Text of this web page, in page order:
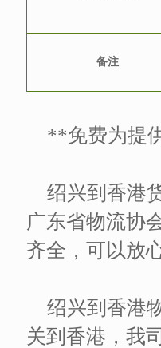
备注
**免费为提
绍兴到香港
广东省物流协
齐全，可以放
绍兴到香港
关到香港，我